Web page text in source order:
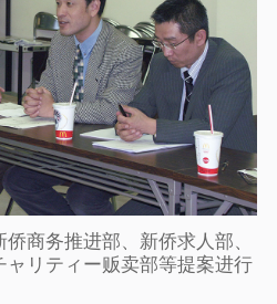
商务推进部、新侨求人部、
リティー贩卖部等提案进行